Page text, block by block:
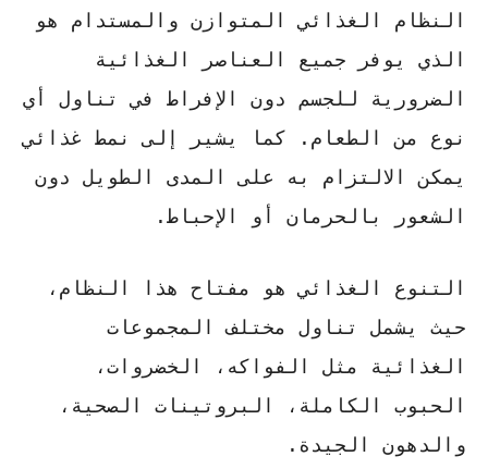
النظام الغذائي المتوازن والمستدام هو
الذي يوفر جميع العناصر الغذائية
الضرورية للجسم دون الإفراط في تناول أي
نوع من الطعام. كما يشير إلى نمط غذائي
يمكن الالتزام به على المدى الطويل دون
الشعور بالحرمان أو الإحباط.
التنوع الغذائيهو مفتاح هذا النظام،
حيث يشمل تناول مختلف المجموعات
الغذائية مثل الفواكه، الخضروات،
الحبوب الكاملة، البروتينات الصحية،
والدهون الجيدة.